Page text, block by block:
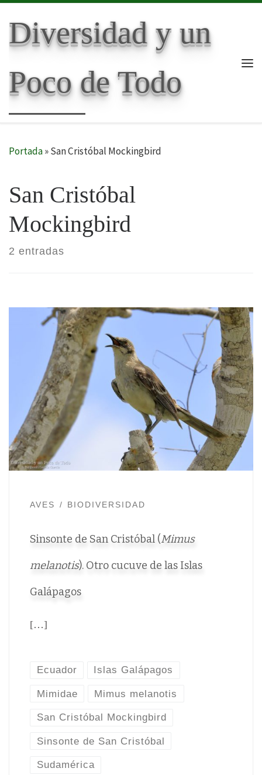
Diversidad y un
Poco de Todo
Portada»San Cristóbal Mockingbird
San Cristóbal
Mockingbird
2 entradas
AVES BIODIVERSIDAD
Sinsonte de San Cristóbal (Mimus
melanotis). Otro cucuve de las Islas
Galápagos
[…]
Ecuador Islas Galápagos
Mimidae Mimus melanotis
San Cristóbal Mockingbird
Sinsonte de San Cristóbal
Sudamérica